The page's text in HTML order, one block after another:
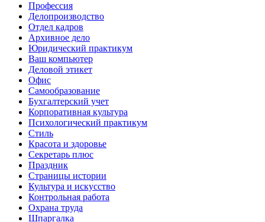
Профессия
Делопроизводство
Отдел кадров
Архивное дело
Юридический практикум
Ваш компьютер
Деловой этикет
Офис
Самообразование
Бухгалтерский учет
Корпоративная культура
Психологический практикум
Стиль
Красота и здоровье
Секретарь плюс
Праздник
Страницы истории
Культура и искусство
Контрольная работа
Охрана труда
Шпаргалка